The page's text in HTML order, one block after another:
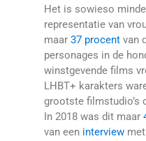
Het is sowieso
representatie van
maar 37 procentvan
personages in de
winstgevende films
LHBT+ karakters
grootste filmstudio’s
In 2018 was dit maar
van een interviewmet